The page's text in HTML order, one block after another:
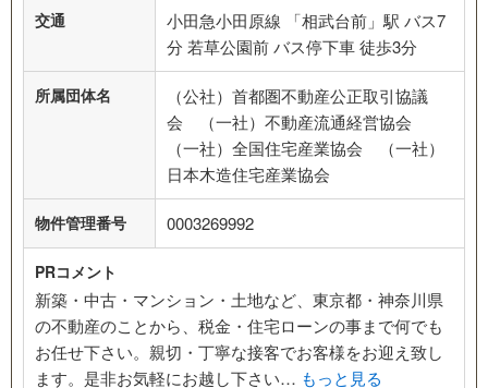
交通
小田急小田原線 「相武台前」駅 バス7
分 若草公園前 バス停下車 徒歩3分
所属団体名
（公社）首都圏不動産公正取引協議
会 （一社）不動産流通経営協会
（一社）全国住宅産業協会 （一社）
日本木造住宅産業協会
物件管理番号 0003269992
PRコメント
新築・中古・マンション・土地など、東京都・神奈川県
の不動産のことから、税金・住宅ローンの事まで何でも
お任せ下さい。親切・丁寧な接客でお客様をお迎え致し
ます。是非お気軽にお越し下さい… もっと見る